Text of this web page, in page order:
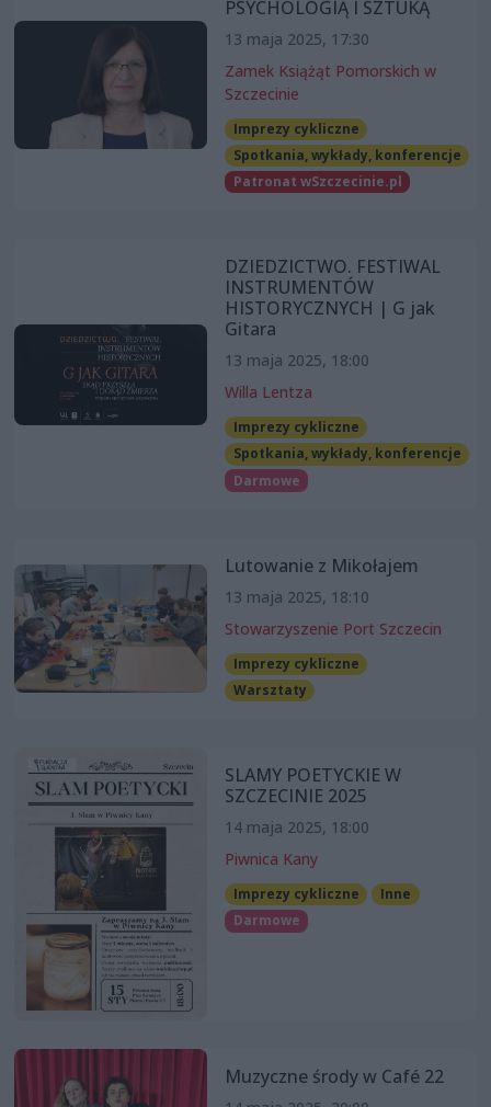
PSYCHOLOGIĄ I SZTUKĄ
13 maja 2025, 17:30
Zamek Książąt Pomorskich w
Szczecinie
Imprezy cykliczne
Spotkania, wykłady, konferencje
Patronat wSzczecinie.pl
DZIEDZICTWO. FESTIWAL
INSTRUMENTÓW
HISTORYCZNYCH | G jak
Gitara
13 maja 2025, 18:00
Willa Lentza
Imprezy cykliczne
Spotkania, wykłady, konferencje
Darmowe
Lutowanie z Mikołajem
13 maja 2025, 18:10
Stowarzyszenie Port Szczecin
Imprezy cykliczne
Warsztaty
SLAMY POETYCKIE W
SZCZECINIE 2025
14 maja 2025, 18:00
Piwnica Kany
Imprezy cykliczne
Inne
Darmowe
Muzyczne środy w Café 22